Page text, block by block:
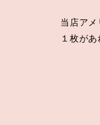
当店ア
１枚が